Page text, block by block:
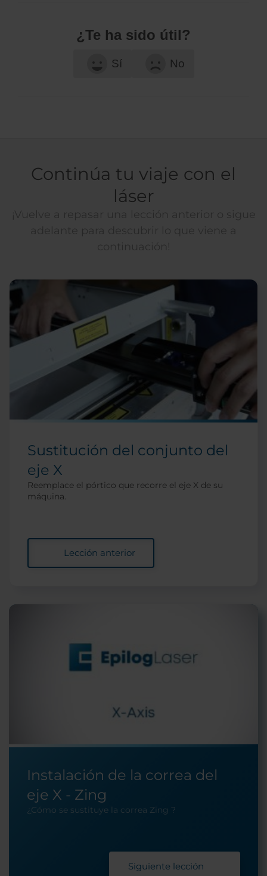
¿Te ha sido útil?
Sí No
Continúa tu viaje con el
láser
Sustitución del conjunto del
eje X
Reemplace el pórtico que recorre el eje X de su
máquina.
Lección anterior
Instalación de la correa del
eje X - Zing
¿Cómo se sustituye la correa Zing ?
Siguiente lección